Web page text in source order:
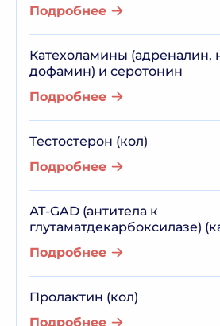
Подробнее
Катехоламины (адреналин,
дофамин) и серотонин
Подробнее
Тестостерон (кол)
Подробнее
АТ-GAD (антитела к
глутаматдекарбоксилазе)
Подробнее
Пролактин (кол)
Подробнее